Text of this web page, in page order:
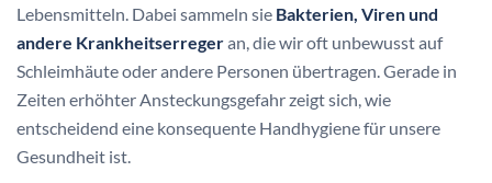
Lebensmitteln. Dabei sammeln sie Bakterien, Viren und
andere Krankheitserregeran, die wir oft unbewusst auf
Schleimhäute oder andere Personen übertragen. Gerade in
Zeiten erhöhter Ansteckungsgefahr zeigt sich, wie
entscheidend eine konsequente Handhygiene für unsere
Gesundheit ist.